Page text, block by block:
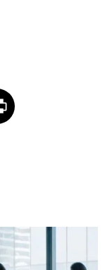
on Print